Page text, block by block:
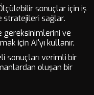
sonuçlar için iş
stratejileri sağlar.
gereksinimlerini ve
için AI'yı kullanır.
sonuçları verimli bir
oluşan bir